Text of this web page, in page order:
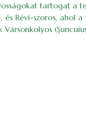
tartogat a
Révi-szoros, ahol